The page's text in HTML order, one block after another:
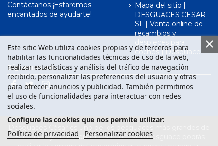
Contáctanos ¡Estaremos
encantados de ayudarte!
Mapa del sitio |
DESGUACES CESAR
SL | Venta online de
recambios y
despieces para
coches | Desguace
Este sitio Web utiliza cookies propias y de terceros para
habilitar las funcionalidades técnicas de uso de la web,
realizar estadísticas y análisis del tráfico de navegación
recibido, personalizar las preferencias del usuario y otras
para ofrecer anuncios y publicidad. También permitimos
el uso de funcionalidades para interactuar con redes
sociales.
Configure las cookies que nos permite utilizar:
Política de privacidad Personalizar cookies
Síguenos en
Barcelona y de España. Desde nuestro desguace podrás